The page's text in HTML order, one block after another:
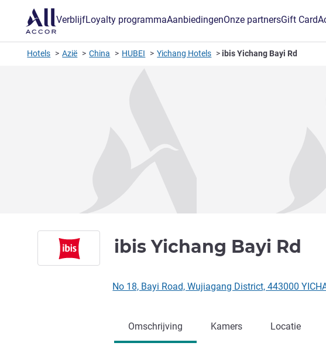
VerblijfLoyalty programmaAanbiedingenOnze partnersGift Card
Hotels Azië China HUBEI Yichang Hotels ibis Yichang Bayi Rd
ibis Yichang Bayi Rd
No 18, Bayi Road, Wujiagang District, 443000
Omschrijving Kamers Locatie